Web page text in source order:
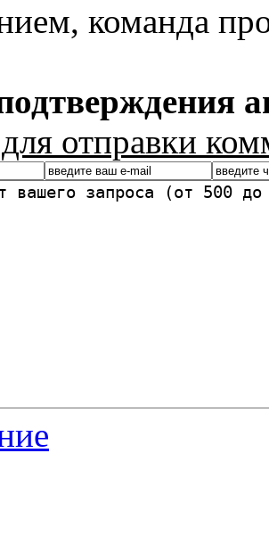
команда
отправки